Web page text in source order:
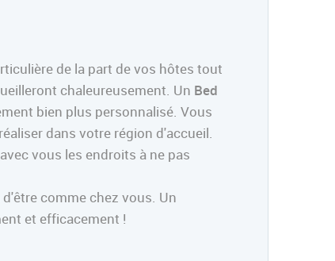
de la part de vos hôtes tout
chaleureusement. Un Bed
bien plus personnalisé. Vous
dans votre région d'accueil.
vous les endroits à ne pas
comme chez vous. Un
et efficacement !